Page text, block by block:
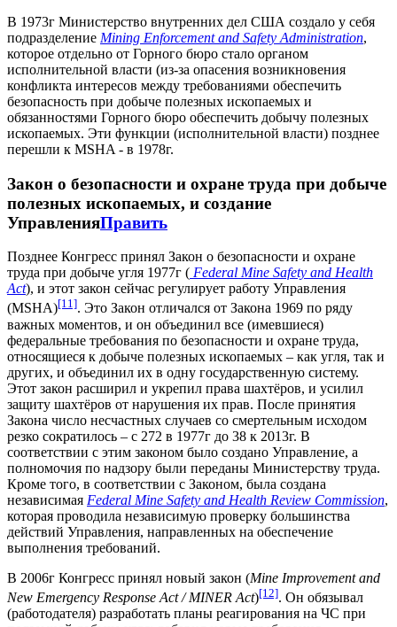
В 1973г Министерство внутренних дел США создало у себя
подразделение Mining Enforcement and Safety Administration,
которое отдельно от Горного бюро стало органом
исполнительной власти (из-за опасения возникновения
конфликта интересов между требованиями обеспечить
безопасность при добыче полезных ископаемых и
обязанностями Горного бюро обеспечить добычу полезных
ископаемых. Эти функции (исполнительной власти) позднее
перешли к MSHA - в 1978г.
Закон о безопасности и охране труда при добыче
полезных ископаемых, и создание
УправленияПравить
Позднее Конгресс принял Закон о безопасности и охране
труда при добыче угля 1977г ( Federal Mine Safety and Health
Act), и этот закон сейчас регулирует работу Управления
(MSHA)[11]. Это Закон отличался от Закона 1969 по ряду
важных моментов, и он объединил все (имевшиеся)
федеральные требования по безопасности и охране труда,
относящиеся к добыче полезных ископаемых – как угля, так и
других, и объединил их в одну государственную систему.
Этот закон расширил и укрепил права шахтёров, и усилил
защиту шахтёров от нарушения их прав. После принятия
Закона число несчастных случаев со смертельным исходом
резко сократилось – с 272 в 1977г до 38 к 2013г. В
соответствии с этим законом было создано Управление, а
полномочия по надзору были переданы Министерству труда.
Кроме того, в соответствии с Законом, была создана
независимая Federal Mine Safety and Health Review Commission,
которая проводила независимую проверку большинства
действий Управления, направленных на обеспечение
выполнения требований.
В 2006г Конгресс принял новый закон (Mine Improvement and
New Emergency Response Act / MINER Act)[12]. Он обязывал
(работодателя) разработать планы реагирования на ЧС при